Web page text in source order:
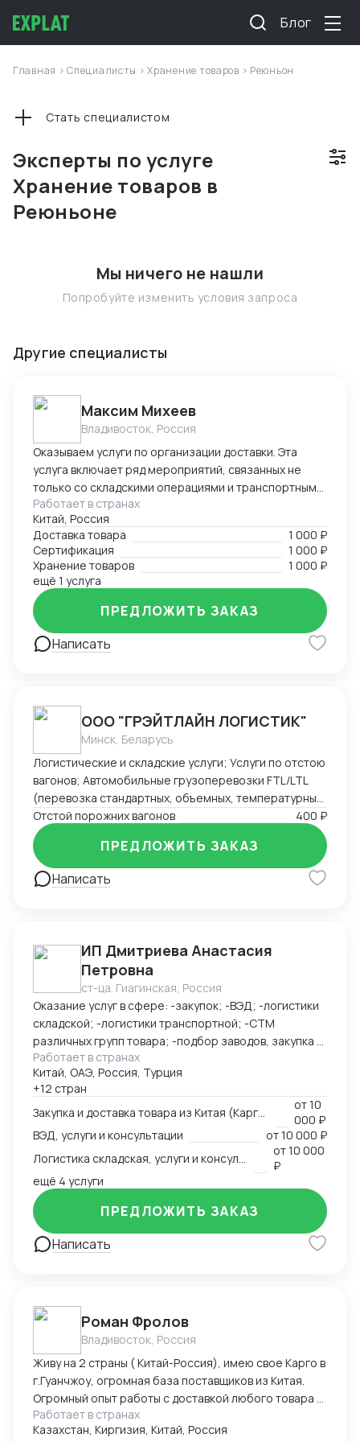
Блог
Главная >Специалисты >Хранение товаров > Реюньон
Эксперты по услуге
Хранение товаров в
Реюньоне
Стать специалистом
Мы ничего не нашли
Попробуйте изменить условия запроса
Другие специалисты
Максим Михеев
Владивосток, Россия
Оказываем услуги по организации доставки. Эта
услуга включает ряд мероприятий, связанных не
только со складскими операциями и транспортным
сопровождением. В нее также входит таможенное
оформление, помощь в заполнении необходимой
сопроводительной и разрешительной
документации.
Работает в странах
Китай, Россия
Доставка товара
1 000 ₽
Сертификация
1 000 ₽
Хранение товаров
1 000 ₽
ещё 1 услуга
Написать
ПРЕДЛОЖИТЬ ЗАКАЗ
ООО "ГРЭЙТЛАЙН ЛОГИСТИК"
Минск, Беларусь
Логистические и складские услуги; Услуги по отстою
вагонов; Автомобильные грузоперевозки FTL/LTL
(перевозка стандартных, объемных, температурных
и сборных грузов); Железнодорожные перевозки
FCL/LCL — комплексные услуги с гарантией качества
и соблюдением сроков.
Отстой порожних вагонов 400 ₽
Написать
ПРЕДЛОЖИТЬ ЗАКАЗ
ИП Дмитриева Анастасия
Петровна
ст-ца. Гиагинская, Россия
Оказание услуг в сфере: -закупок; -ВЭД; -логистики
складской; -логистики транспортной; -СТМ
различных групп товара; -подбор заводов, закупка и
доставка товара из Китая (КАРГО и Белый ввоз)
Страны с которыми работаю по сей день: Европа,
США, ОАЭ, Турция, Китай, СНГ
Работает в странах
Китай, ОАЭ, Россия, Турция
+12 стран
от10
000 ₽
ВЭД, услуги и консультации
от10 000 ₽
от10 000
₽
ещё 4 услуги
Написать
ПРЕДЛОЖИТЬ ЗАКАЗ
Роман Фролов
Владивосток, Россия
Живу на 2 страны ( Китай-Россия), имею свое Карго в
г.Гуанчжоу, огромная база поставщиков из Китая.
Огромный опыт работы с доставкой любого товара в
Страны Средней Азии. Поиск, выкуп, валюта, обмен,
инспекция.
Работает в странах
Казахстан, Киргизия, Китай, Россия